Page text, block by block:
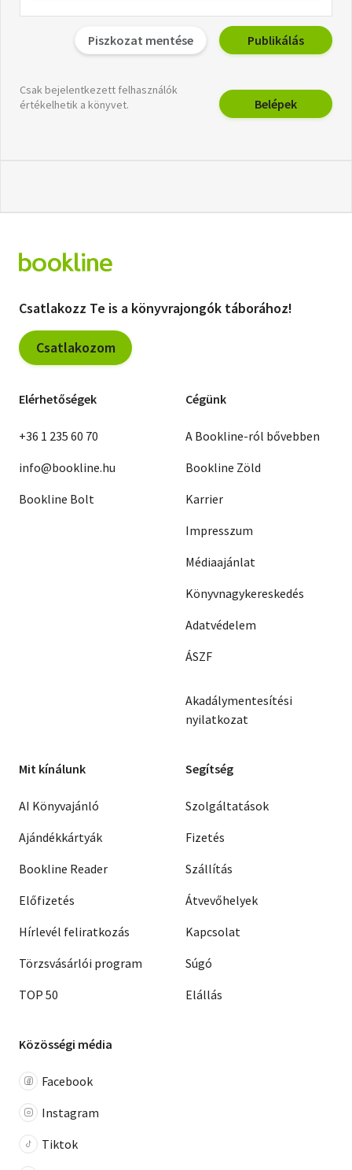
Piszkozat mentése Publikálás
Csak bejelentkezett felhasználók
értékelhetik a könyvet.
Belépek
Csatlakozz Te is a könyvrajongók táborához!
Csatlakozom
Elérhetőségek
+36 1 235 60 70
info@bookline.hu
Bookline Bolt
Cégünk
A Bookline-ról bővebben
Bookline Zöld
Karrier
Impresszum
Médiaajánlat
Könyvnagykereskedés
Adatvédelem
ÁSZF
Akadálymentesítési
nyilatkozat
Mit kínálunk
AI Könyvajánló
Ajándékkártyák
Bookline Reader
Előfizetés
Hírlevél feliratkozás
Törzsvásárlói program
TOP 50
Segítség
Szolgáltatások
Fizetés
Szállítás
Átvevőhelyek
Kapcsolat
Súgó
Elállás
Közösségi média
Facebook
Instagram
Tiktok